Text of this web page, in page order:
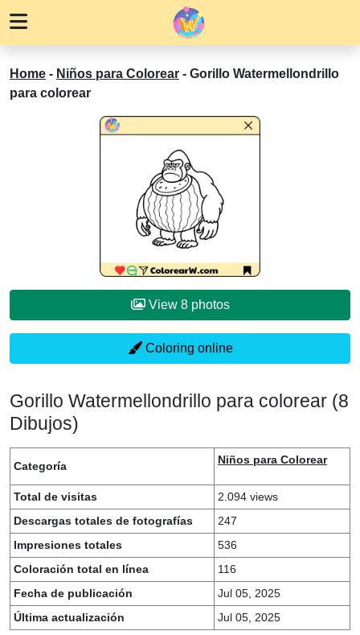
Home - Niños para Colorear - Gorillo Watermellondrillo
para colorear
View 8 photos
Coloring online
Gorillo Watermellondrillo para colorear (8
Dibujos)
Categoría Niños para Colorear
Total de visitas
2.094 views
Descargas totales de fotografías
247
Impresiones totales
536
Coloración total en línea
116
Fecha de publicación
Jul 05, 2025
Última actualización
Jul 05, 2025